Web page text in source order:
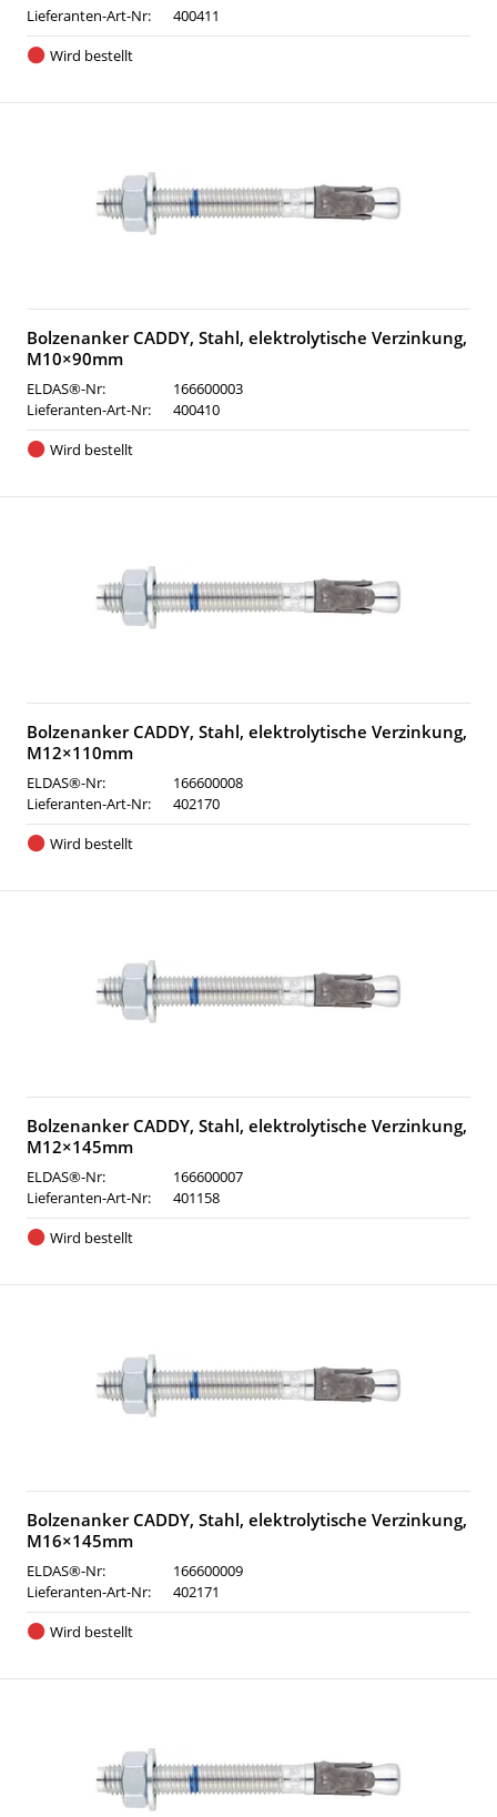
Lieferanten-Art-Nr:
400411
Wird bestellt
Bolzenanker CADDY, Stahl, elektrolytische Verzinkung,
M10×90mm
ELDAS®-Nr:
166600003
Lieferanten-Art-Nr:
400410
Wird bestellt
Bolzenanker CADDY, Stahl, elektrolytische Verzinkung,
M12×110mm
ELDAS®-Nr:
166600008
Lieferanten-Art-Nr:
402170
Wird bestellt
Bolzenanker CADDY, Stahl, elektrolytische Verzinkung,
M12×145mm
ELDAS®-Nr:
166600007
Lieferanten-Art-Nr:
401158
Wird bestellt
Bolzenanker CADDY, Stahl, elektrolytische Verzinkung,
M16×145mm
ELDAS®-Nr:
166600009
Lieferanten-Art-Nr:
402171
Wird bestellt